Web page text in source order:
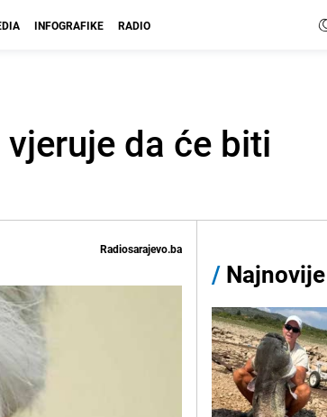
INFOGRAFIKE RADIO
da će biti
Radiosarajevo.ba
/ Najnovije